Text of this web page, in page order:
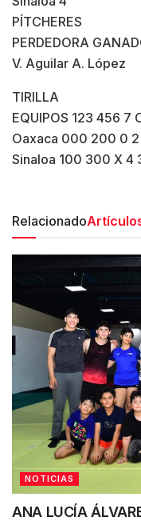
PÍTCHERES
PERDEDORA
V. Aguilar A. López
TIRILLA
EQUIPOS 123 456 7
Oaxaca 000 200 0 2
Sinaloa 100 300 X 4
Relacionado
NOTICIAS
ANA LUCÍA